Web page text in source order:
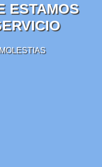
ESTAMOS